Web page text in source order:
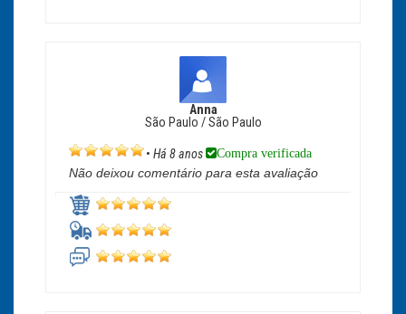
Anna
São Paulo / São Paulo
• Há 8 anos Compra verificada
Não deixou comentário para esta avaliação